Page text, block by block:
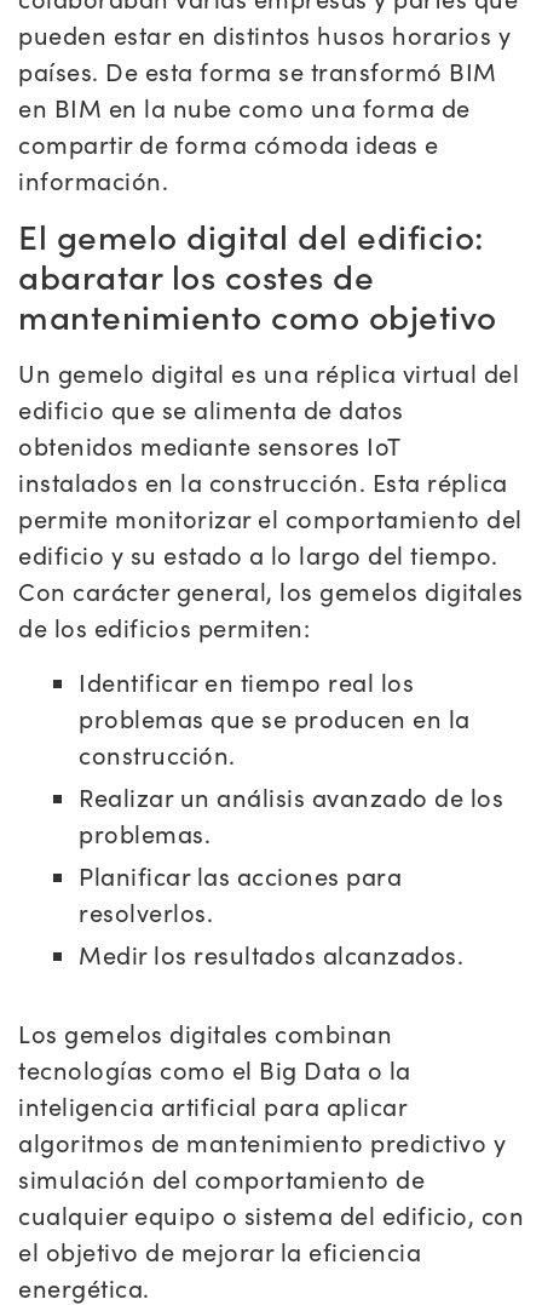
pueden estar en distintos husos horarios y
países. De esta forma se transformó BIM
en BIM en la nube como una forma de
compartir de forma cómoda ideas e
información.
El gemelo digital del edificio:
abaratar los costes de
mantenimiento como objetivo
Un gemelo digital es una réplica virtual del
edificio que se alimenta de datos
obtenidos mediante sensores IoT
instalados en la construcción. Esta réplica
permite monitorizar el comportamiento del
edificio y su estado a lo largo del tiempo.
Con carácter general, los gemelos digitales
de los edificios permiten:
Identificar en tiempo real los
problemas que se producen en la
construcción.
Realizar un análisis avanzado de los
problemas.
Planificar las acciones para
resolverlos.
Medir los resultados alcanzados.
Los gemelos digitales combinan
tecnologías como el Big Data o la
inteligencia artificial para aplicar
algoritmos de mantenimiento predictivo y
simulación del comportamiento de
cualquier equipo o sistema del edificio, con
el objetivo de mejorar la eficiencia
energética.